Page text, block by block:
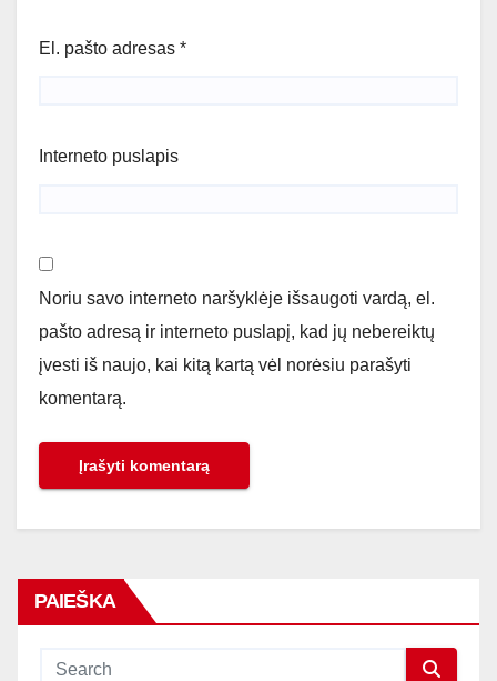
El. pašto adresas *
Interneto puslapis
Noriu savo interneto naršyklėje išsaugoti vardą, el.
pašto adresą ir interneto puslapį, kad jų nebereiktų
įvesti iš naujo, kai kitą kartą vėl norėsiu parašyti
komentarą.
PAIEŠKA